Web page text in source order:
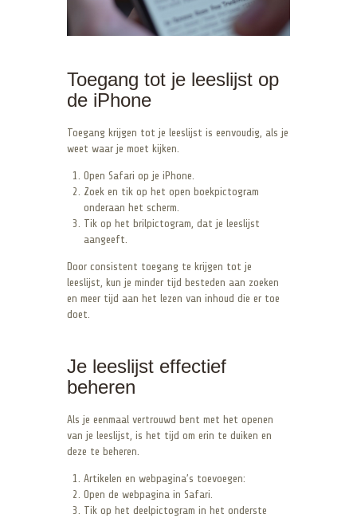
Toegang tot je leeslijst op
de iPhone
Toegang krijgen tot je leeslijst is eenvoudig, als je
weet waar je moet kijken.
Open Safari op je iPhone.
Zoek en tik op het open boekpictogram
onderaan het scherm.
Tik op het brilpictogram, dat je leeslijst
aangeeft.
Door consistent toegang te krijgen tot je
leeslijst, kun je minder tijd besteden aan zoeken
en meer tijd aan het lezen van inhoud die er toe
doet.
Je leeslijst effectief
beheren
Als je eenmaal vertrouwd bent met het openen
van je leeslijst, is het tijd om erin te duiken en
deze te beheren.
Artikelen en webpagina’s toevoegen:
Open de webpagina in Safari.
Tik op het deelpictogram in het onderste